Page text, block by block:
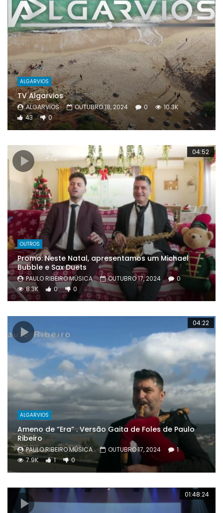
ALGARVIOS
TV Algarvios
ALGARVIOS OUTUBRO 18, 2024 0
10.3K
43
0
04:52
OUTROS
Promo: Neste Natal, apresentamos um Michael
Bubble e Sax Duets
PAULO RIBEIRO MÚSICA OUTUBRO 17, 2024
0
8.3K
0 0
04:22
ALGARVIOS
Ameno de “Era” . Versão Gaita de Foles de Paulo
Ribeiro
PAULO RIBEIRO MÚSICA OUTUBRO 17, 2024
1
7.9K
1 0
01:48:24